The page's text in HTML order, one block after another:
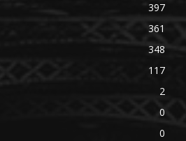
397
361
348
117
2
0
0